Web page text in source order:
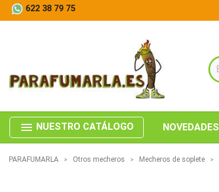
622 38 79 75
menu NUESTRO CATÁLOGO NOVEDADES
PARAFUMARLA Otros mecheros Mecheros de soplete